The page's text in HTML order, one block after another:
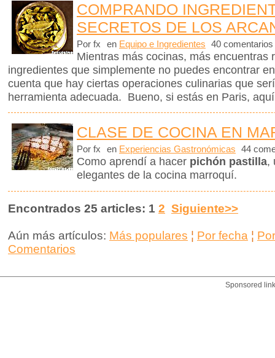
COMPRANDO
SECRETOS DE LOS
Por fx en Equipo e Ingredientes 40 comentarios
Mientras más cocinas, más encuentras
ingredientes que simplemente no puedes encontrar
cuenta que hay ciertas operaciones culinarias que
herramienta adecuada. Bueno, si estás en Paris,
CLASE DE COCINA EN
Por fx en Experiencias Gastronómicas 44
Como aprendí a hacer pichón pastilla,
elegantes de la cocina marroquí.
Encontrados 25 articles: 1 2 Siguiente>>
Aún más artículos: Más populares ¦ Por fecha ¦
Comentarios
Sponsored